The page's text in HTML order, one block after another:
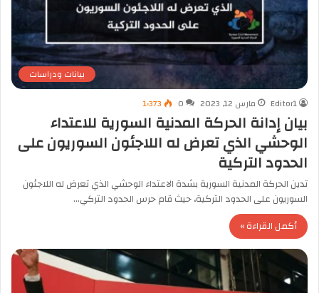
بيانات ودراسات
Editor1
مارس 12, 2023 0 1٬373
بيان إدانة الحركة المدنية السورية للاعتداء
الوحشي الذي تعرض له اللاجئون السوريون على
الحدود التركية
تدين الحركة المدنية السورية بشدة الاعتداء الوحشي الذي تعرض له اللاجئون
السوريون على الحدود التركية، حيث قام حرس الحدود التركي…
أكمل القراءة »